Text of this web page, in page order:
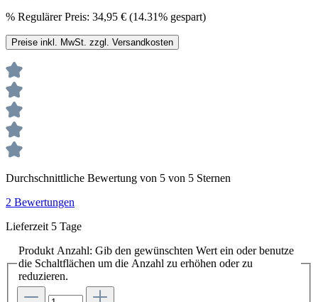
% Regulärer Preis: 34,95 € (14.31% gespart)
Preise inkl. MwSt. zzgl. Versandkosten
Durchschnittliche Bewertung von 5 von 5 Sternen
2 Bewertungen
Lieferzeit 5 Tage
Produkt Anzahl: Gib den gewünschten Wert ein oder benutze
die Schaltflächen um die Anzahl zu erhöhen oder zu
reduzieren.